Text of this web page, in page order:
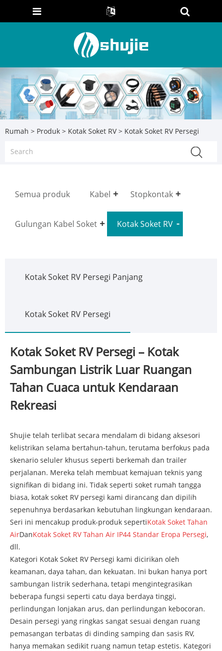
Rumah > Produk > Kotak Soket RV> Kotak Soket RV Persegi
Semua produk Kabel Stopkontak
Gulungan Kabel Soket Kotak Soket RV
Kotak Soket RV Persegi Panjang
Kotak Soket RV Persegi
Kotak Soket RV Persegi – Kotak
Sambungan Listrik Luar Ruangan
Tahan Cuaca untuk Kendaraan
Rekreasi
Shujie telah terlibat secara mendalam di bidang aksesori
kelistrikan selama bertahun-tahun, terutama berfokus pada
skenario seluler khusus seperti berkemah dan trailer
perjalanan. Mereka telah membuat kemajuan teknis yang
signifikan di bidang ini. Tidak seperti soket rumah tangga
biasa, kotak soket RV persegi kami dirancang dan dipilih
sepenuhnya berdasarkan kebutuhan lingkungan kendaraan.
Seri ini mencakup produk-produk sepertiKotak Soket Tahan
AirDanKotak Soket RV Tahan Air IP44 Standar Eropa Persegi,
dll.
Kategori Kotak Soket RV Persegi kami dicirikan oleh
keamanan, daya tahan, dan kekuatan. Ini bukan hanya port
sambungan listrik sederhana, tetapi mengintegrasikan
beberapa fungsi seperti catu daya berdaya tinggi,
perlindungan lonjakan arus, dan perlindungan kebocoran.
Desain persegi yang ringkas sangat sesuai dengan ruang
pemasangan terbatas di dinding samping dan sasis RV,
hanya memakan sedikit ruang namun tetap estetis. Kategori